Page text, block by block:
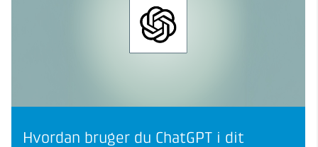
Hvordan bruger du ChatGPT i dit